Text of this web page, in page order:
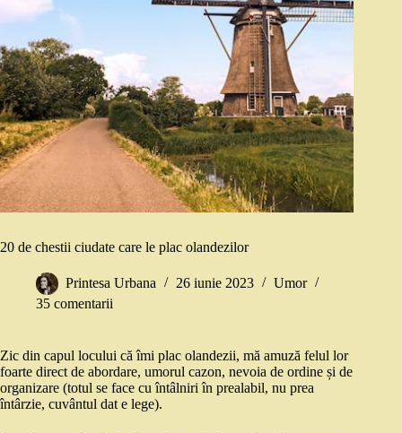
20 de chestii ciudate care le plac olandezilor
Printesa Urbana 26 iunie 2023
Umor
35 comentarii
Zic din capul locului că îmi plac olandezii, mă amuză felul lor
foarte direct de abordare, umorul cazon, nevoia de ordine și de
organizare (totul se face cu întâlniri în prealabil, nu prea
întârzie, cuvântul dat e lege).